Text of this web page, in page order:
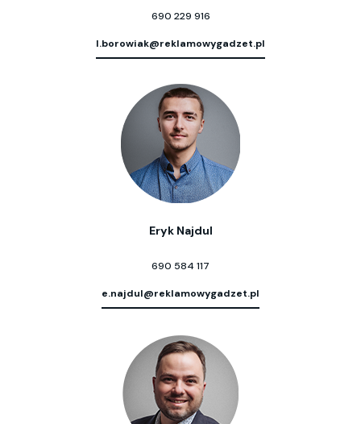
690 229 916
l.borowiak@reklamowygadzet.pl
Eryk Najdul
690 584 117
e.najdul@reklamowygadzet.pl